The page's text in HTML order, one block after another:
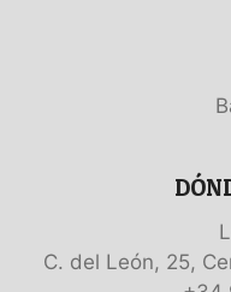
C. del León, 25,